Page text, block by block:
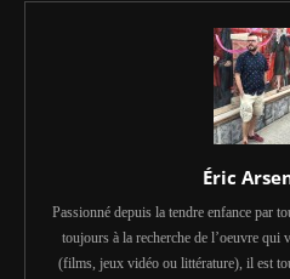
Éric
Passionné depuis la tendre enfance par
toujours à la recherche de l’oeuvre qui
(films, jeux vidéo ou littérature), il est